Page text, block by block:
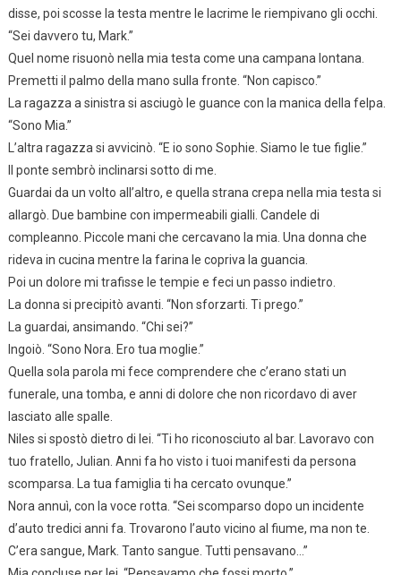
disse, poi scosse la testa mentre le lacrime le riempivano gli occhi.
“Sei davvero tu, Mark.”
Quel nome risuonò nella mia testa come una campana lontana.
Premetti il palmo della mano sulla fronte. “Non capisco.”
La ragazza a sinistra si asciugò le guance con la manica della felpa.
“Sono Mia.”
L’altra ragazza si avvicinò. “E io sono Sophie. Siamo le tue figlie.”
Il ponte sembrò inclinarsi sotto di me.
Guardai da un volto all’altro, e quella strana crepa nella mia testa si
allargò. Due bambine con impermeabili gialli. Candele di
compleanno. Piccole mani che cercavano la mia. Una donna che
rideva in cucina mentre la farina le copriva la guancia.
Poi un dolore mi trafisse le tempie e feci un passo indietro.
La donna si precipitò avanti. “Non sforzarti. Ti prego.”
La guardai, ansimando. “Chi sei?”
Ingoiò. “Sono Nora. Ero tua moglie.”
Quella sola parola mi fece comprendere che c’erano stati un
funerale, una tomba, e anni di dolore che non ricordavo di aver
lasciato alle spalle.
Niles si spostò dietro di lei. “Ti ho riconosciuto al bar. Lavoravo con
tuo fratello, Julian. Anni fa ho visto i tuoi manifesti da persona
scomparsa. La tua famiglia ti ha cercato ovunque.”
Nora annuì, con la voce rotta. “Sei scomparso dopo un incidente
d’auto tredici anni fa. Trovarono l’auto vicino al fiume, ma non te.
C’era sangue, Mark. Tanto sangue. Tutti pensavano…”